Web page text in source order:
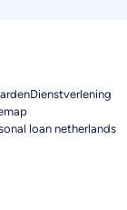
Dienstverlening
loan netherlands